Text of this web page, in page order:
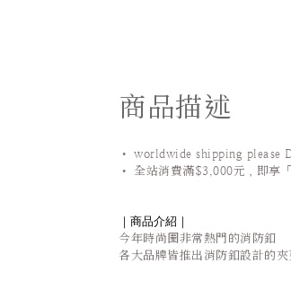
商品描述
• worldwide shipping please
• 全站消費滿$3,000元，即享「
｜商品介紹｜
今年時尚圈非常熱門的消防釦
各大品牌皆推出消防釦設計的夾